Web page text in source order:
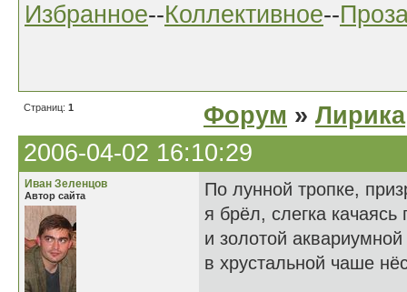
Избранное--Коллективное--
Страниц: 1 Форум » Лирика
2006-04-02 16:10:29
Иван Зеленцов
Автор сайта
По лунной тропке,
я брёл, слегка качаясь
и золотой
в хрустальной чаше